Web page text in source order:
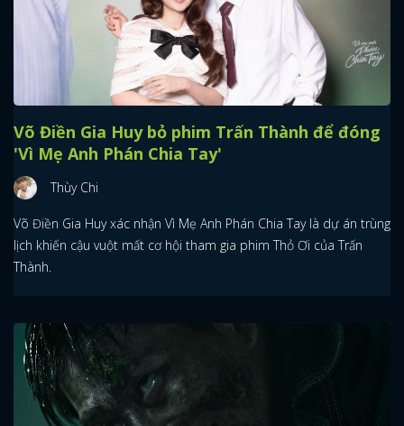
Võ Điền Gia Huy bỏ phim Trấn Thành để đóng
'Vì Mẹ Anh Phán Chia Tay'
Thùy Chi
Võ Điền Gia Huy xác nhận Vì Mẹ Anh Phán Chia Tay là dự án trùng
lịch khiến cậu vuột mất cơ hội tham gia phim Thỏ Ơi của Trấn
Thành.